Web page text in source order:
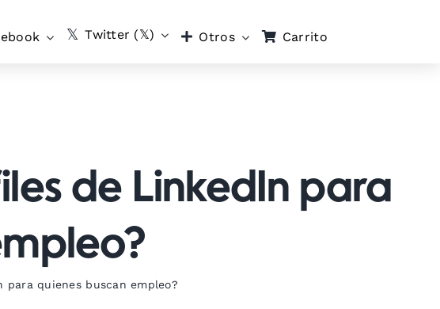
Twitter (𝕏) Otros Carrito
de LinkedIn para
quienes buscan empleo?